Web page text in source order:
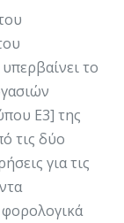
το
Ε3] της
τις δύο
για τις